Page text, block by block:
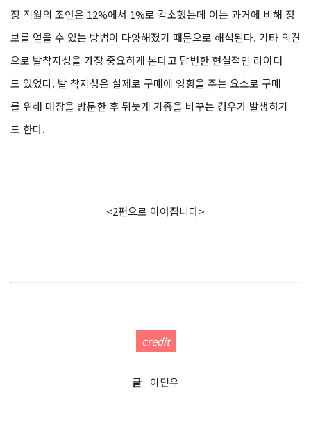
장 직원의 조언은 12%에서 1%로 감소했는데 이는 과거에 비해 정
보를 얻을 수 있는 방법이 다양해졌기 때문으로 해석된다. 기타 의견
으로 발착지성을 가장 중요하게 본다고 답변한 현실적인 라이더
도 있었다. 발 착지성은 실제로 구매에 영향을 주는 요소로 구매
를 위해 매장을 방문한 후 뒤늦게 기종을 바꾸는 경우가 발생하기
도 한다.
<2편으로 이어집니다>
credit
글 이민우